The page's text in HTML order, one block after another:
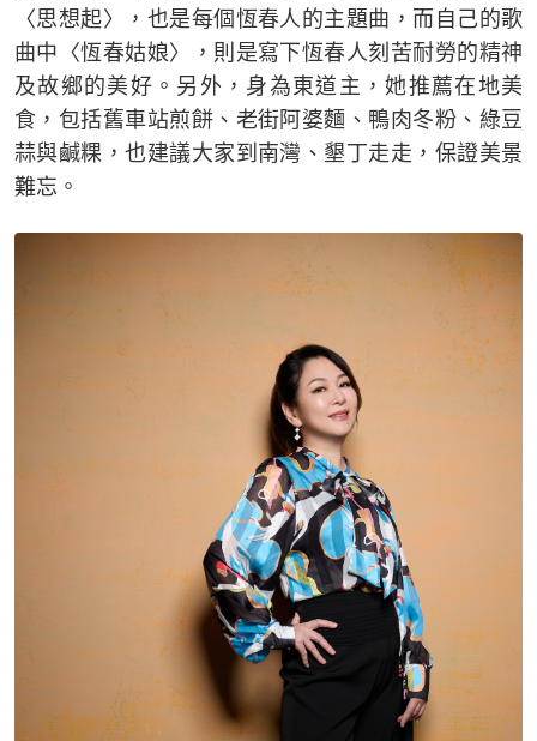
〈思想起〉，也是每個恆春人的主題曲，而自己的歌
曲中〈恆春姑娘〉，則是寫下恆春人刻苦耐勞的精神
及故鄉的美好。另外，身為東道主，她推薦在地美
食，包括舊車站煎餅、老街阿婆麵、鴨肉冬粉、綠豆
蒜與鹹粿，也建議大家到南灣、墾丁走走，保證美景
難忘。